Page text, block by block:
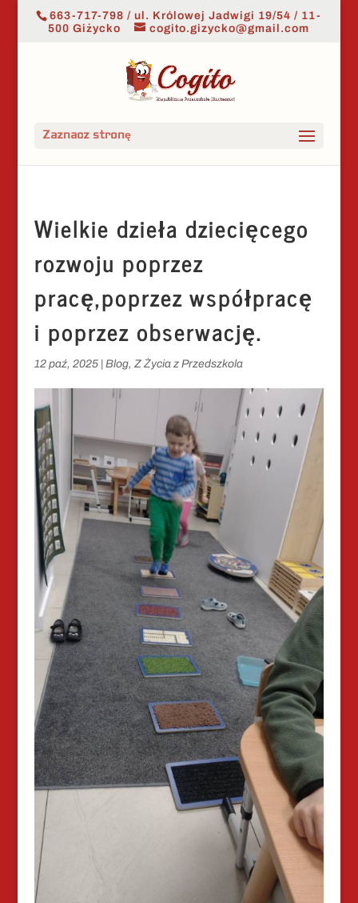
663-717-798 / ul. Królowej Jadwigi 19/54 / 11-
500 Giżycko
cogito.gizycko@gmail.com
Zaznacz stronę
Wielkie dzieła dziecięcego
rozwoju poprzez
pracę,poprzez współpracę
i poprzez obserwację.
12 paź, 2025| Blog, Z Życia z Przedszkola